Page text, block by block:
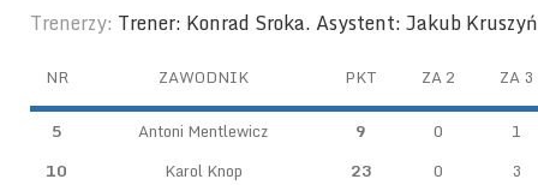
Trenerzy: Trener: Konrad Sroka. Asystent: Jakub
NR ZAWODNIK PKT ZA 2 ZA 3
5 Antoni Mentlewicz 9 0
1
10
Karol Knop 23 0
3